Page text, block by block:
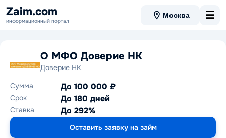
Zaim.com
информационный портал
Москва ☰
О МФО Доверие НК
Доверие НК
Сумма
До 100 000 ₽
Срок До 180 дней
Ставка До 292%
Оставить заявку на займ